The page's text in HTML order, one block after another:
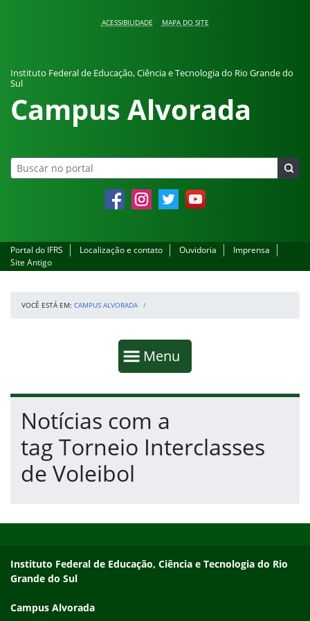
ACESSIBILIDADE MAPA DO SITE
Instituto Federal de Educação, Ciência e Tecnologia do Rio Grande do
Sul
Campus Alvorada
FacebookInstagramTwitter YouTube
Portal do IFRS Localização e contato Ouvidoria
Imprensa
Site Antigo
VOCÊ ESTÁ EM: CAMPUS ALVORADA
Mostrar
Menu
Fim da navegação
Início do conteúdo
Notícias com a
tag Torneio Interclasses
de Voleibol
Endereço
Instituto Federal de Educação, Ciência e Tecnologia do Rio
Grande do Sul
Campus Alvorada